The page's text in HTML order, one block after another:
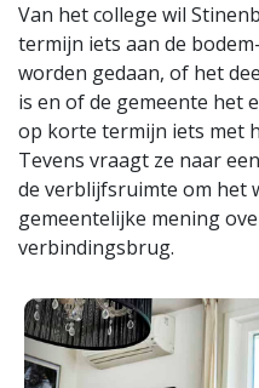
Van het college wil
termijn iets aan de
worden gedaan, of het
is en of de gemeente het
op korte termijn iets met
Tevens vraagt ze naar
de verblijfsruimte om het
gemeentelijke mening
verbindingsbrug.